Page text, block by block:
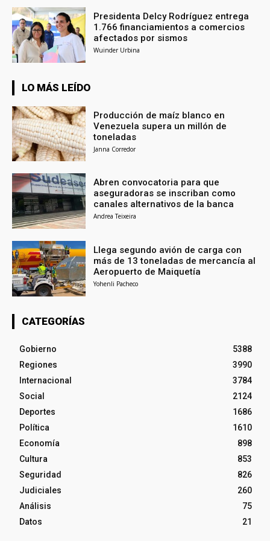
Presidenta Delcy Rodríguez entrega
1.766 financiamientos a comercios
afectados por sismos
Wuinder Urbina
LO MÁS LEÍDO
Producción de maíz blanco en
Venezuela supera un millón de
toneladas
Janna Corredor
Abren convocatoria para que
aseguradoras se inscriban como
canales alternativos de la banca
Andrea Teixeira
Llega segundo avión de carga con
más de 13 toneladas de mercancía al
Aeropuerto de Maiquetía
Yohenli Pacheco
CATEGORÍAS
Gobierno
5388
Regiones
3990
Internacional
3784
Social
2124
Deportes
1686
Política
1610
Economía
898
Cultura
853
Seguridad
826
Judiciales
260
Análisis
75
Datos
21